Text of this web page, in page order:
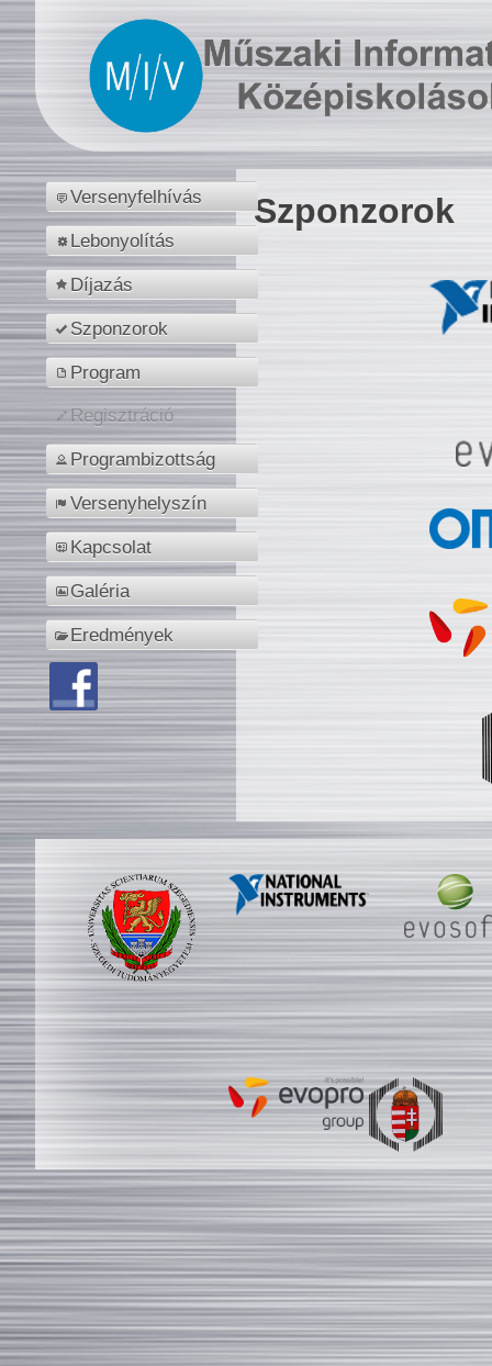
Versenyfelhívás
Lebonyolítás
Díjazás
Szponzorok
Program
Regisztráció
Programbizottság
Versenyhelyszín
Kapcsolat
Galéria
Eredmények
Szponzorok